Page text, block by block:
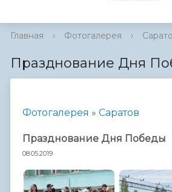
Главная › Фотогалерея ›
Празднование Дня
Фотогалерея » Саратов
Празднование Дня Победы
08.05.2019